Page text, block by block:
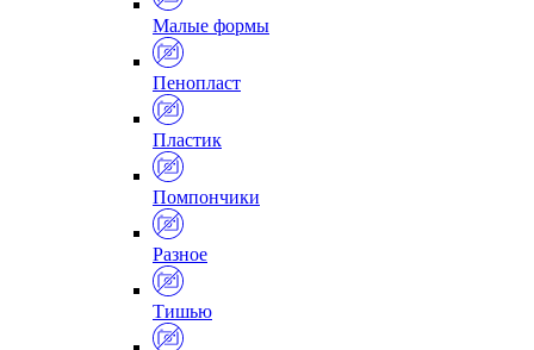
Малые формы
Пенопласт
Пластик
Помпончики
Разное
Тишью